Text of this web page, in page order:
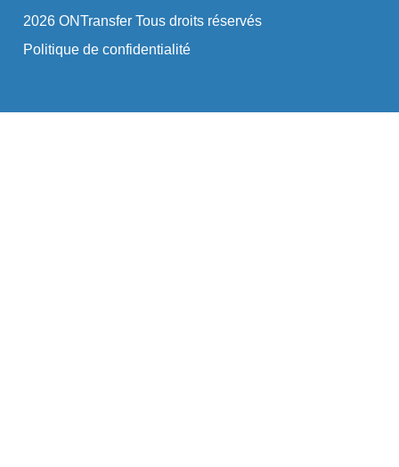
2026 ONTransfer Tous droits réservés
Politique de confidentialité